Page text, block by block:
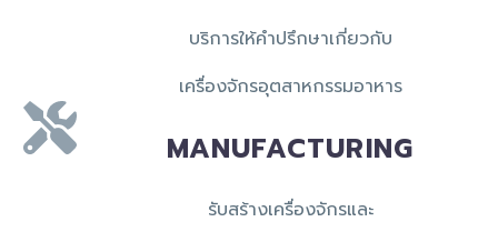
บริการให้คำปรึกษาเกี่ยวกับ
เครื่องจักรอุตสาหกรรมอาหาร
MANUFACTURING
รับสร้างเครื่องจักรและ